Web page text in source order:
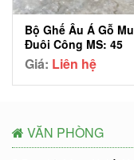
Bộ Ghế Âu Á Gỗ
Đuôi Công MS: 45
Giá: Liên hệ
VĂN PHÒNG